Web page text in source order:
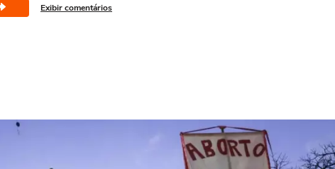
Exibir comentários